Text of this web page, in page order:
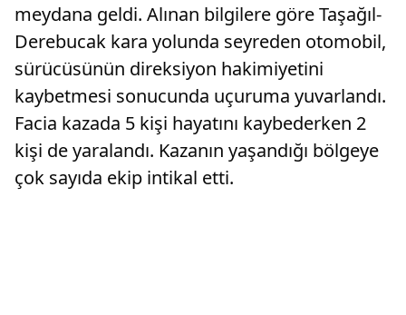
meydana geldi. Alınan bilgilere göre Taşağıl-
Derebucak kara yolunda seyreden otomobil,
sürücüsünün direksiyon hakimiyetini
kaybetmesi sonucunda uçuruma yuvarlandı.
Facia kazada 5 kişi hayatını kaybederken 2
kişi de yaralandı. Kazanın yaşandığı bölgeye
çok sayıda ekip intikal etti.